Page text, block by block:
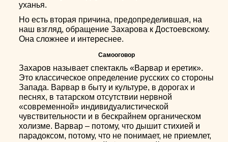
уханья.
Но есть вторая причина, предопределившая, на
наш взгляд, обращение Захарова к Достоевскому.
Она сложнее и интереснее.
Самооговор
Захаров называет спектакль «Варвар и еретик».
Это классическое определение русских со стороны
Запада. Варвар в быту и культуре, в дорогах и
песнях, в татарском отсутствии нервной
«современной» индивидуалистической
чувствительности и в бескрайнем органическом
холизме. Варвар – потому, что дышит стихией и
парадоксом, потому, что не понимает, не приемлет,